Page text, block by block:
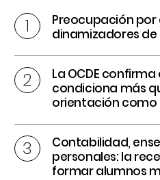
Preocupación por
dinamizadores de
La OCDE
condiciona más
orientación
Contabilidad,
personales: la
formar alumnos